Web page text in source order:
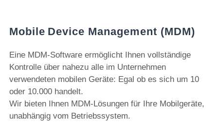
Mobile Device Management (MDM)
Eine MDM-Software ermöglicht Ihnen vollständige
Kontrolle über nahezu alle im Unternehmen
verwendeten mobilen Geräte: Egal ob es sich um 10
oder 10.000 handelt.
Wir bieten Ihnen MDM-Lösungen für Ihre Mobilgeräte,
unabhängig vom Betriebssystem.